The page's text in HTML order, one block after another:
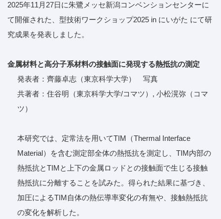
2025年11月27日に朱鷺メッセ新潟コンベンションセンターに
て開催された、型技術ワークショップ2025 in にいがた にて研
究成果を発表しました。
金属材料と高分子系材料の接触面に発現する熱抵抗の測定
発表者： 齊藤卓志（東京科学大学） 写真
共著者：住谷明（東京科学大学/コマツ）, 小松滉弥（コマ
ツ）
本研究では、定常法を用いてTIM（Thermal Interface
Material）を含む測定部全体の熱抵抗を測定し、TIM内部の
熱抵抗とTIMと上下の金属ロッドとの接触面で生じる接触
熱抵抗に分離することを試みた。得られた結果に基づき、
加圧によるTIM自体の熱伝導率変化の有無や、接触熱抵抗
の変化を解析した。